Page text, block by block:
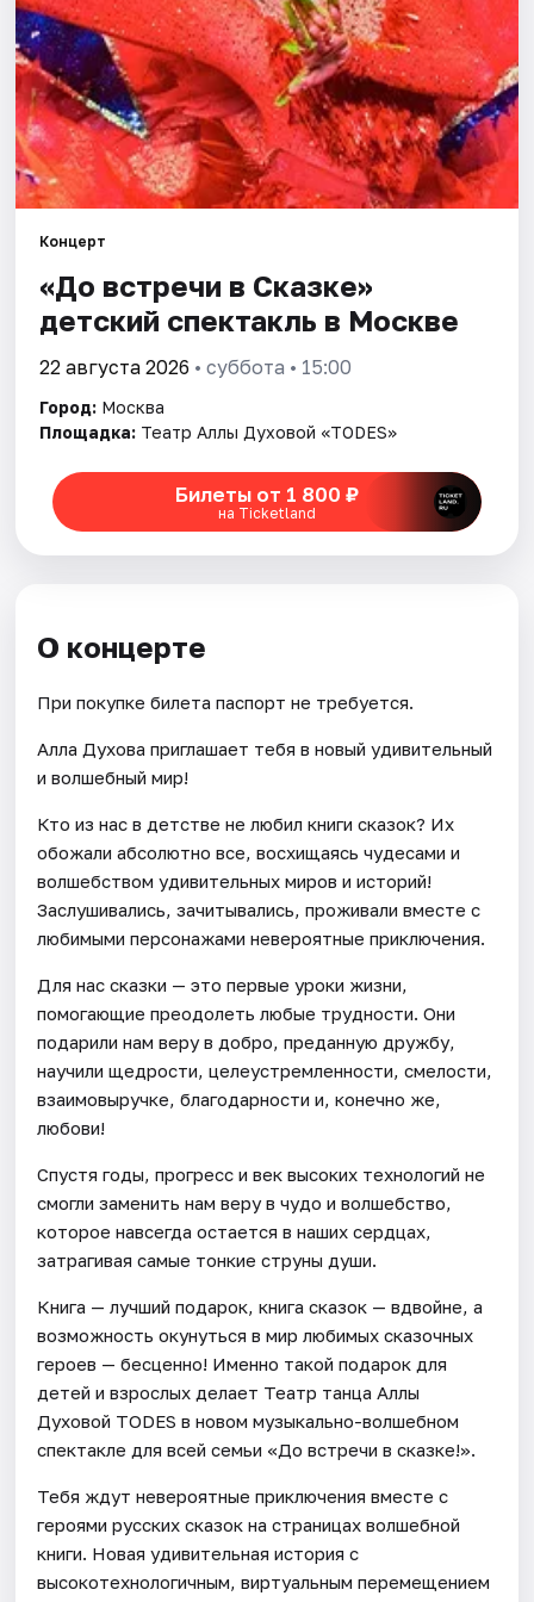
Города
Площадки
Артисты
Концерт
«До встречи в Сказке»
детский спектакль в Москве
22 августа 2026 • суббота • 15:00
Город: Москва
Площадка: Театр Аллы Духовой «TODES»
Билеты от 1 800 ₽
на Ticketland
О концерте
При покупке билета паспорт не требуется.
Алла Духова приглашает тебя в новый удивительный
и волшебный мир!
Кто из нас в детстве не любил книги сказок? Их
обожали абсолютно все, восхищаясь чудесами и
волшебством удивительных миров и историй!
Заслушивались, зачитывались, проживали вместе с
любимыми персонажами невероятные приключения.
Для нас сказки — это первые уроки жизни,
помогающие преодолеть любые трудности. Они
подарили нам веру в добро, преданную дружбу,
научили щедрости, целеустремленности, смелости,
взаимовыручке, благодарности и, конечно же,
любови!
Спустя годы, прогресс и век высоких технологий не
смогли заменить нам веру в чудо и волшебство,
которое навсегда остается в наших сердцах,
затрагивая самые тонкие струны души.
Книга — лучший подарок, книга сказок — вдвойне, а
возможность окунуться в мир любимых сказочных
героев — бесценно! Именно такой подарок для
детей и взрослых делает Театр танца Аллы
Духовой TODES в новом музыкально-волшебном
спектакле для всей семьи «До встречи в сказке!».
Тебя ждут невероятные приключения вместе с
героями русских сказок на страницах волшебной
книги. Новая удивительная история с
высокотехнологичным, виртуальным перемещением